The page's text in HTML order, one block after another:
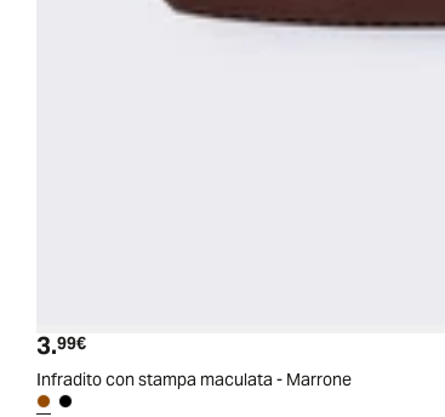
Prezzo attuale
3.99€
Infradito con stampa maculata - Marrone